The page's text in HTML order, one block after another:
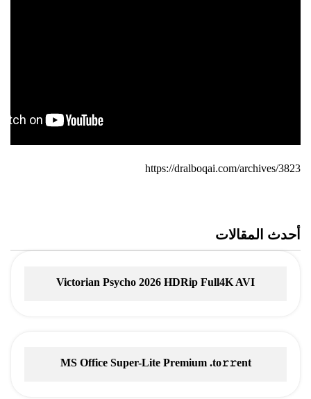
https://dralboqai.com/archives/3823
أحدث المقالات
Victorian Psycho 2026 HDRip Full4K AVI
MS Office Super-Lite Premium .tо𝚛𝚛еnt